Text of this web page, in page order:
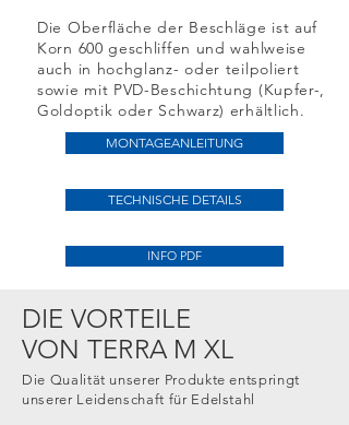
Die Oberfläche der Beschläge ist auf
Korn 600 geschliffen und wahlweise
auch in hochglanz- oder teilpoliert
sowie mit PVD-Beschichtung (Kupfer-,
Goldoptik oder Schwarz) erhältlich.
MONTAGEANLEITUNG
TECHNISCHE DETAILS
INFO PDF
DIE VORTEILE
VON TERRA M XL
Die Qualität unserer Produkte entspringt
unserer Leidenschaft für Edelstahl